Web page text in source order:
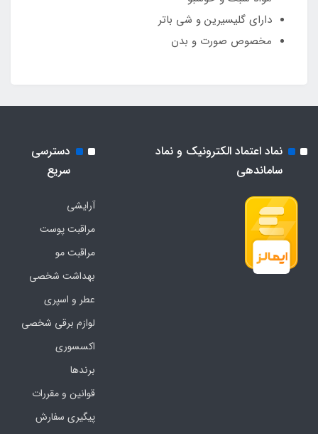
دارای گلیسیرین و شی باتر
مخصوص صورت و بدن
نماد اعتماد الکترونیک و نماد
ساماندهی
دسترسی
سریع
آرایشی
مراقبت پوست
مراقبت مو
بهداشت شخصی
عطر و اسپری
لوازم برقی شخصی
اکسسوری
برندها
قوانین و مقررات
پیگیری سفارش